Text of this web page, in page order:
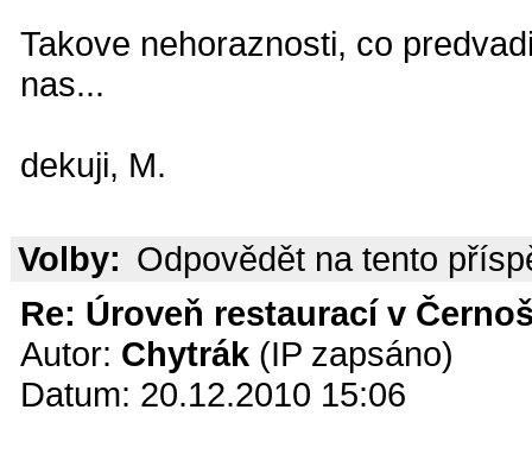
Takove nehoraznosti, co
nas...
dekuji, M.
Volby: Odpovědět na tento
Re: Úroveň restaurací v
Autor: Chytrák (IP zapsáno)
Datum: 20.12.2010 15:06